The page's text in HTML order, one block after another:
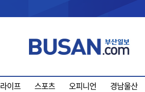
라이프 스포츠 오피니언 경남울산